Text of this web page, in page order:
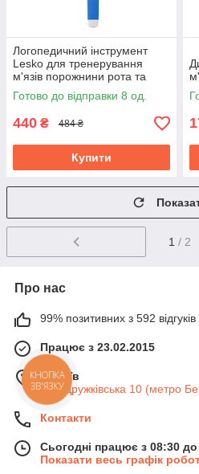
Логопедичний інструмент
Lesko для тренерування
м'язів порожнини рота та
кінчика язика
Готово до відправки 8 од.
440 ₴ 484 ₴
Купити
1 / 2
Про нас
99% позитивних з 592 відгуків
Працює з 23.02.2015
м. Київ
вул. Дружківська 10 (метро
Контакти
Сьогодні працює з 08:30
Показати весь графік
КНОПКА
ЗВ'ЯЗКУ